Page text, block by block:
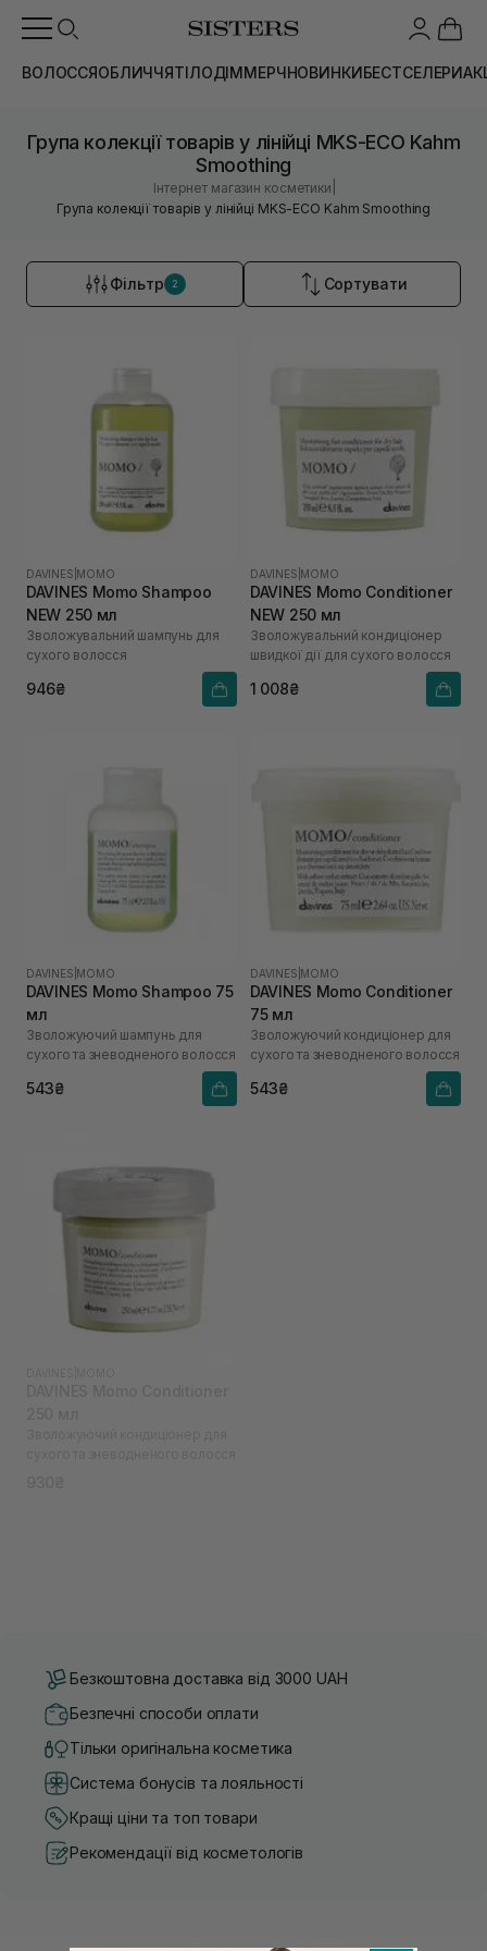
ВОЛОССЯОБЛИЧЧЯТІЛОДІММЕРЧНОВИНКИБЕСТСЕЛЕРИ
Група колекції товарів у лінійці MKS-ECO Kahm
Smoothing
Інтернет магазин косметики
Група колекції товарів у лінійці MKS-ECO Kahm Smoothing
Фільтр 2 Сортувати
DAVINES MOMO
DAVINES Momo Shampoo
NEW 250 мл
Зволожувальний шампунь для
сухого волосся
946₴
DAVINES MOMO
DAVINES Momo Conditioner
NEW 250 мл
Зволожувальний кондиціонер
швидкої дії для сухого волосся
1 008₴
DAVINES MOMO
DAVINES Momo Shampoo 75
мл
Зволожуючий шампунь для
сухого та зневодненого волосся
543₴
DAVINES MOMO
DAVINES Momo Conditioner
75 мл
Зволожуючий кондиціонер для
сухого та зневодненого волосся
543₴
Безкоштовна доставка від 3000 UAH
Безпечні способи оплати
Тільки оригінальна косметика
Система бонусів та лояльності
Кращі ціни та топ товари
Рекомендації від косметологів